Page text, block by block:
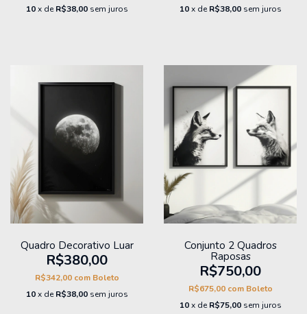
10 x de R$38,00 sem juros
10 x de R$38,00 sem juros
Quadro Decorativo Luar
R$380,00
R$342,00 com Boleto
10 x de R$38,00 sem juros
Conjunto 2 Quadros
Raposas
R$750,00
R$675,00 com Boleto
10 x de R$75,00 sem juros